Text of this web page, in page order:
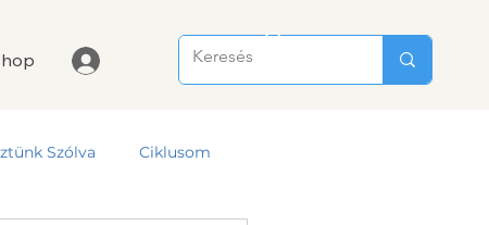
Szólva Ciklusom